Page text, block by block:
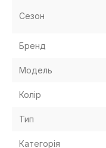
Сезон
Бренд
Модель
Колір
Тип
Категорія